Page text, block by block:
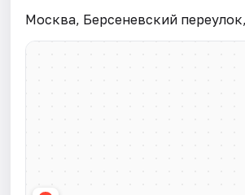
Москва, Берсеневский